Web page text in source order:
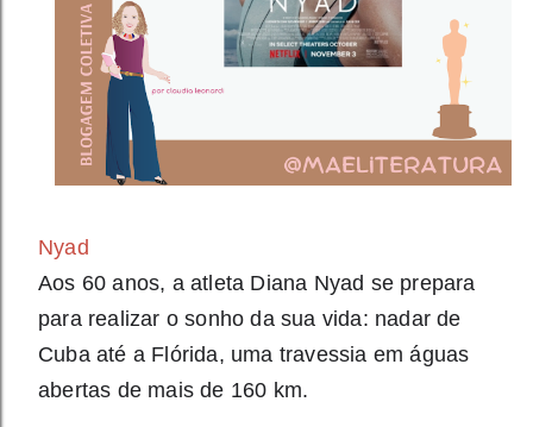
Nyad
Aos 60 anos, a atleta Diana Nyad se prepara
para realizar o sonho da sua vida: nadar de
Cuba até a Flórida, uma travessia em águas
abertas de mais de 160 km.